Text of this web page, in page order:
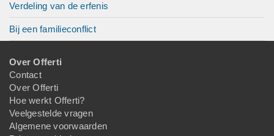
Verdeling van de erfenis
Bij een familieconflict
Over Offerti
Contact
Over Offerti
Hoe werkt Offerti?
Veelgestelde vragen
Algemene voorwaarden